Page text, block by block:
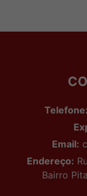
Telefone:
Email:
Endereço:
Bairro